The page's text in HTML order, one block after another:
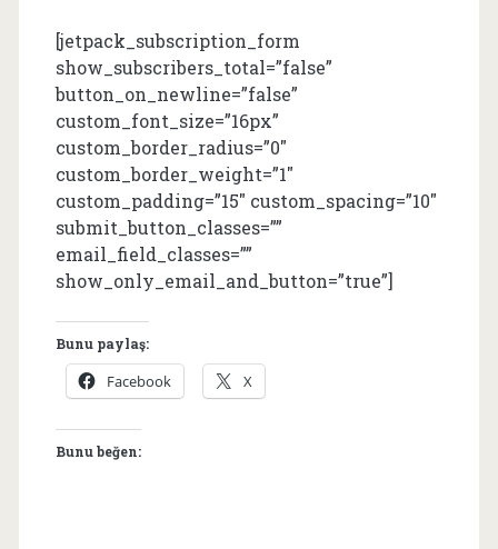
[jetpack_subscription_form
show_subscribers_total=”false”
button_on_newline=”false”
custom_font_size=”16px”
custom_border_radius=”0″
custom_border_weight=”1″
custom_padding=”15″ custom_spacing=”10″
submit_button_classes=””
email_field_classes=””
show_only_email_and_button=”true”]
Bunu paylaş:
Facebook X
Bunu beğen: